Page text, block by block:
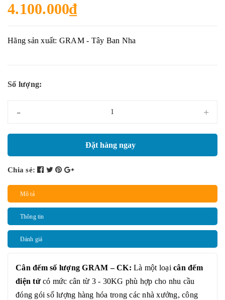
4.100.000₫
Hãng sản xuất: GRAM - Tây Ban Nha
Số lượng:
- +
Đặt hàng ngay
Chia sẻ:
Mô tả
Thông tin
Đánh giá
Cân đếm số lượng GRAM – CK: Là một loại cân đếm
điện tửcó mức cân từ 3 - 30KG phù hợp cho nhu cầu
đóng gói số lượng hàng hóa trong các nhà xưởng, công